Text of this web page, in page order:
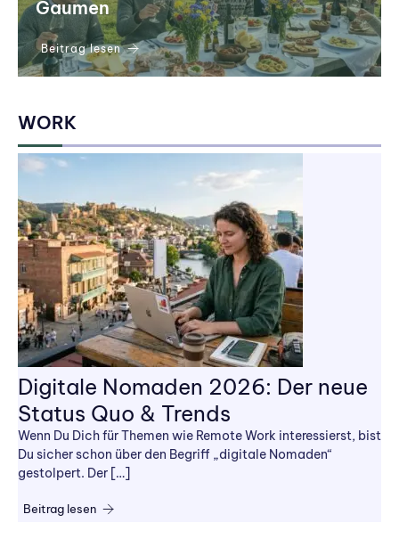
Gaumen
Beitrag lesen
WORK
Digitale Nomaden 2026: Der neue
Status Quo & Trends
Wenn Du Dich für Themen wie Remote Work interessierst, bist
Du sicher schon über den Begriff „digitale Nomaden“
gestolpert. Der […]
Beitrag lesen